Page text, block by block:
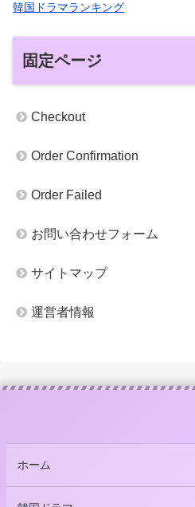
韓国ドラマランキング
固定ページ
Checkout
Order Confirmation
Order Failed
お問い合わせフォーム
サイトマップ
運営者情報
ホーム